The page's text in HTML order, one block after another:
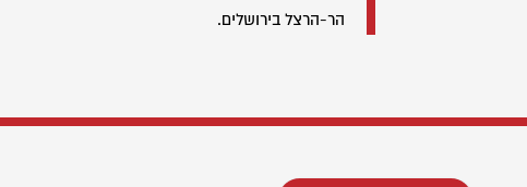
הר-הרצל בירושלים.